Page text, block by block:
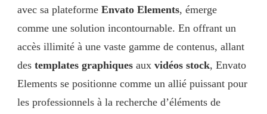
avec sa plateforme Envato Elements, émerge
comme une solution incontournable. En offrant un
accès illimité à une vaste gamme de contenus, allant
des templates graphiques aux vidéos stock, Envato
Elements se positionne comme un allié puissant pour
les professionnels à la recherche d’éléments de